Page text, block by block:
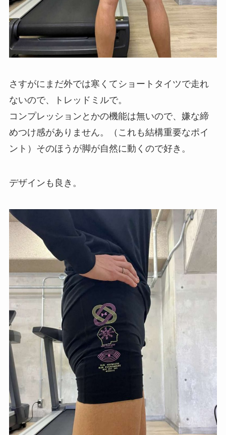
さすがにまだ外では寒くてショートタイツで走れ
ないので、トレッドミルで。
コンプレッションとかの機能は無いので、嫌な締
めつけ感がありません。（これも結構重要なポイ
ント）そのほうが脚が自然に動くので好き。
デザインも良き。